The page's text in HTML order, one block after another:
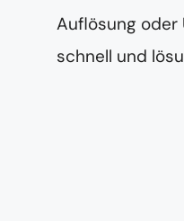
Auflösung
schnell und